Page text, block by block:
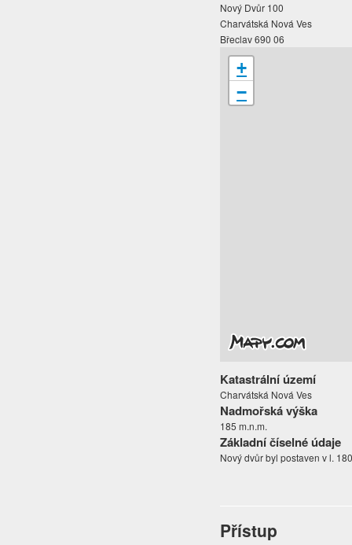
Nový Dvůr 100
Charvátská Nová Ves
Břeclav 690 06
+
−
Katastrální území
Charvátská Nová Ves
Nadmořská výška
185 m.n.m.
Základní číselné údaje
Nový dvůr byl postaven v l.
Přístup